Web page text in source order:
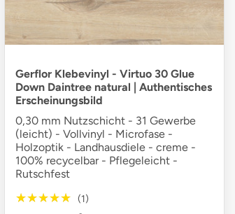
Gerflor Klebevinyl - Virtuo 30 Glue
Down Daintree natural | Authentisches
Erscheinungsbild
0,30 mm Nutzschicht - 31 Gewerbe
(leicht) - Vollvinyl - Microfase -
Holzoptik - Landhausdiele - creme -
100% recycelbar - Pflegeleicht -
Rutschfest
★★★★★
★★★★★ (1)